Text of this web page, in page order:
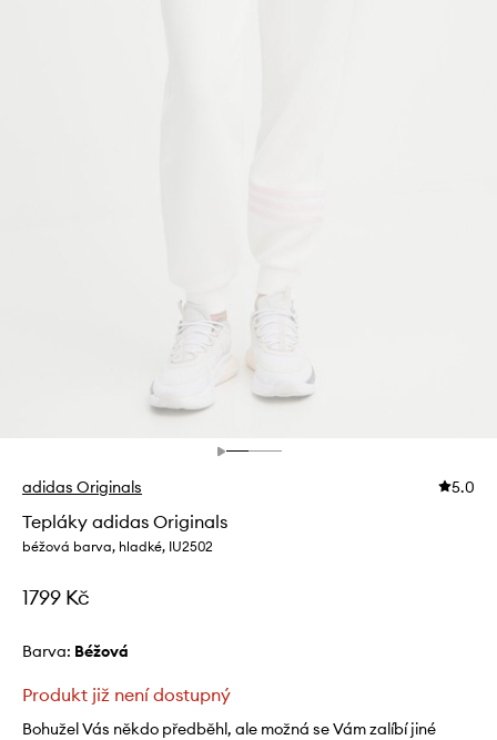
adidas Originals 5.0
Tepláky adidas Originals
béžová barva, hladké, IU2502
1799 Kč
Barva: béžová
Produkt již není dostupný
Bohužel Vás někdo předběhl, ale možná se Vám zalíbí jiné